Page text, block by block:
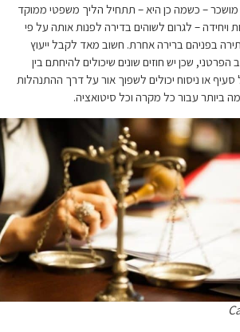
– כשמה כן היא – תתחיל הליך משפטי ממוקד
– לגרום לשוהים בדירה לפנות אותה על פי
ברירה אחרת. חשוב מאד לקבל ייעוץ
שכן יש חוזים שונים שיכולים להיחתם בין
או ניסוח יכולים לשפוך אור על דרך ההתנהלות
עבור כל מקרה וכל סיטואציה.